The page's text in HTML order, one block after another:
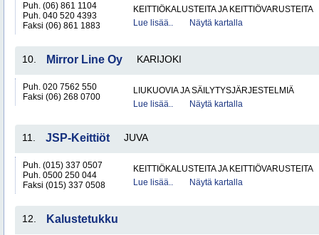
Puh. (06) 861 1104
Puh. 040 520 4393
Faksi (06) 861 1883
KEITTIÖKALUSTEITA JA KEITTIÖVARUSTEITA
Lue lisää..
Näytä kartalla
10. Mirror Line Oy KARIJOKI
Puh. 020 7562 550
Faksi (06) 268 0700
LIUKUOVIA JA SÄILYTYSJÄRJESTELMIÄ
Lue lisää..
Näytä kartalla
11. JSP-Keittiöt JUVA
Puh. (015) 337 0507
Puh. 0500 250 044
Faksi (015) 337 0508
KEITTIÖKALUSTEITA JA KEITTIÖVARUSTEITA
Lue lisää..
Näytä kartalla
12. Kalustetukku